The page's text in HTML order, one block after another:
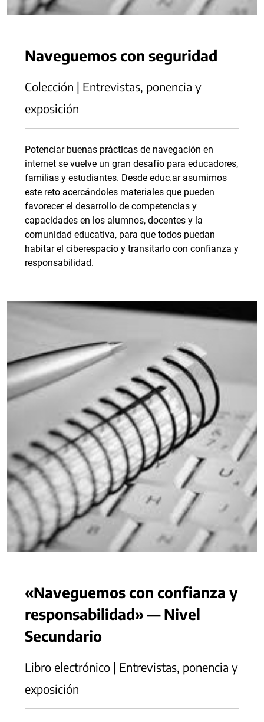
Naveguemos con seguridad
Colección | Entrevistas, ponencia y
exposición
Potenciar buenas prácticas de navegación en
internet se vuelve un gran desafío para educadores,
familias y estudiantes. Desde educ.ar asumimos
este reto acercándoles materiales que pueden
favorecer el desarrollo de competencias y
capacidades en los alumnos, docentes y la
comunidad educativa, para que todos puedan
habitar el ciberespacio y transitarlo con confianza y
responsabilidad.
«Naveguemos con confianza y
responsabilidad» — Nivel
Secundario
Libro electrónico | Entrevistas, ponencia y
exposición